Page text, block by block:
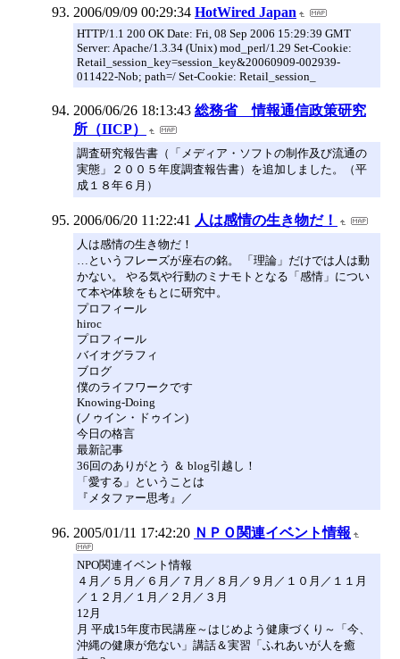
2006/09/09 00:29:34 HotWired Japan
HTTP/1.1 200 OK Date: Fri, 08 Sep 2006 15:29:39 GMT
Server: Apache/1.3.34 (Unix) mod_perl/1.29 Set-Cookie:
Retail_session_key=session_key&20060909-002939-
011422-Nob; path=/ Set-Cookie: Retail_session_
2006/06/26 18:13:43 総務省 情報通信政策研究
所（IICP）
調査研究報告書（「メディア・ソフトの制作及び流通の
実態」２００５年度調査報告書）を追加しました。（平
成１８年６月）
2006/06/20 11:22:41 人は感情の生き物だ！
人は感情の生き物だ！
…というフレーズが座右の銘。 「理論」だけでは人は動
かない。 やる気や行動のミナモトとなる「感情」につい
て本や体験をもとに研究中。
プロフィール
hiroc
プロフィール
バイオグラフィ
ブログ
僕のライフワークです
Knowing-Doing
(ノゥイン・ドゥイン)
今日の格言
最新記事
36回のありがとう ＆ blog引越し！
「愛する」ということは
『メタファー思考』／
2005/01/11 17:42:20 ＮＰＯ関連イベント情報
NPO関連イベント情報
４月／５月／６月／７月／８月／９月／１０月／１１月
／１２月／１月／２月／３月
12月
月 平成15年度市民講座～はじめよう健康づくり～「今、
沖縄の健康が危ない」講話＆実習「ふれあいが人を癒